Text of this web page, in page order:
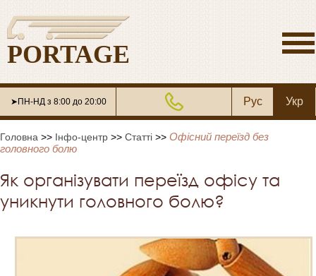
PORTAGE
➤ПН-НД з 8:00 до 20:00 Рус Укр
Головна >> Інфо-центр >> Статті >> Офісний переїзд без
головного болю
Як організувати переїзд офісу та
уникнути головного болю?